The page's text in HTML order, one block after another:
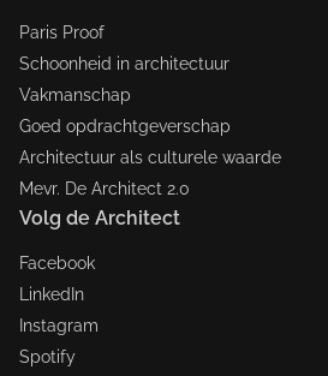
Paris Proof
Schoonheid in architectuur
Vakmanschap
Goed opdrachtgeverschap
Architectuur als culturele waarde
Mevr. De Architect 2.0
Volg de Architect
Facebook
LinkedIn
Instagram
Spotify